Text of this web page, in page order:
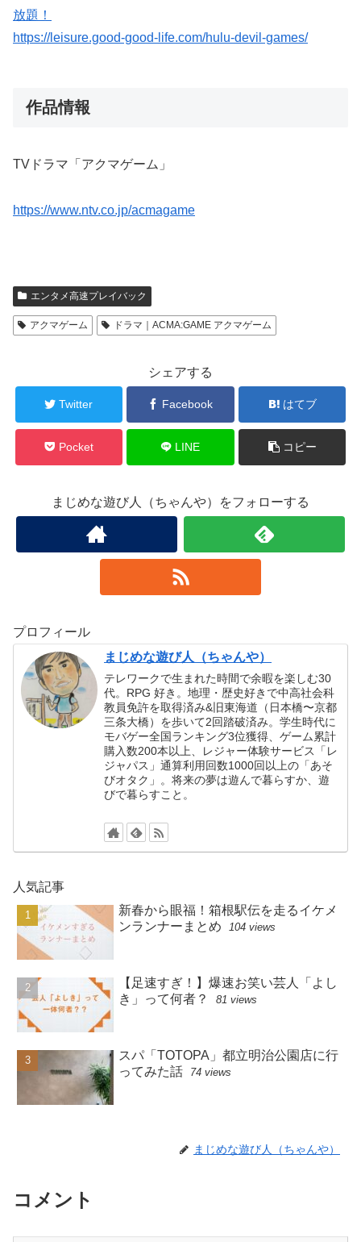
放題！
https://leisure.good-good-life.com/hulu-devil-games/
作品情報
TVドラマ「アクマゲーム」
https://www.ntv.co.jp/acmagame
エンタメ高速プレイバック
アクマゲーム ドラマ｜ACMA:GAME アクマゲーム
シェアする
Twitter Facebook はてブ
Pocket LINE コピー
まじめな遊び人（ちゃんや）をフォローする
プロフィール
まじめな遊び人（ちゃんや）
テレワークで生まれた時間で余暇を楽しむ30
代。RPG 好き。地理・歴史好きで中高社会科
教員免許を取得済み&旧東海道（日本橋〜京都
三条大橋）を歩いて2回踏破済み。学生時代に
モバゲー全国ランキング3位獲得、ゲーム累計
購入数200本以上、レジャー体験サービス「レ
ジャパス」通算利用回数1000回以上の「あそ
びオタク」。将来の夢は遊んで暮らすか、遊
びで暮らすこと。
人気記事
新春から眼福！箱根駅伝を走るイケメ
ンランナーまとめ
104 views
【足速すぎ！】爆速お笑い芸人「よし
き」って何者？
81 views
スパ「TOTOPA」都立明治公園店に行
ってみた話
74 views
まじめな遊び人（ちゃんや）
コメント